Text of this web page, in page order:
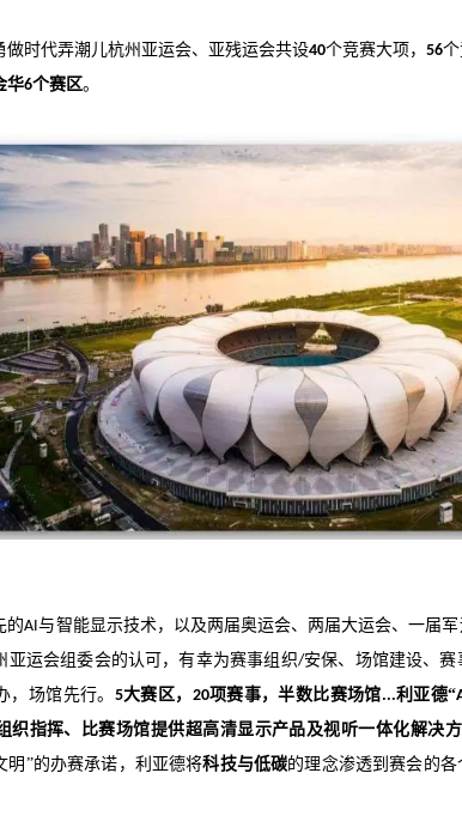
做时代弄潮儿杭州亚运会、亚残运会共设40个竞赛大项， 56
华6个赛区。
的AI与智能显示技术，以及两届奥运会、两届大运会、一届
亚运会组委会的认可，有幸为赛事组织/安保、场馆建设、赛
，场馆先行。 5大赛区， 20项赛事，半数比赛场馆...利亚德“
织指挥、比赛场馆提供超高清显示产品及视听一体化解决方
明”的办赛承诺，利亚德将科技与低碳的理念渗透到赛会的